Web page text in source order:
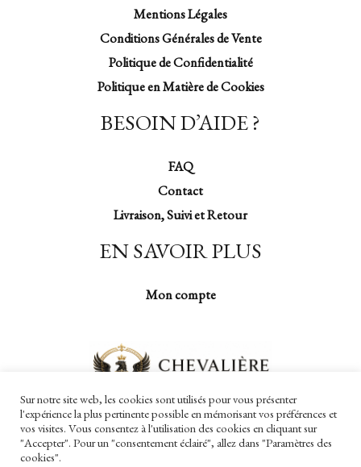
Mentions Légales
Conditions Générales de Vente
Politique de Confidentialité
Politique en Matière de Cookies
BESOIN D’AIDE ?
FAQ
Contact
Livraison, Suivi et Retour
EN SAVOIR PLUS
Mon compte
Sur notre site web, les cookies sont utilisés pour vous présenter
l'expérience la plus pertinente possible en mémorisant vos préférences et
vos visites. Vous consentez à l'utilisation des cookies en cliquant sur
"Accepter". Pour un "consentement éclairé", allez dans "Paramètres des
cookies".